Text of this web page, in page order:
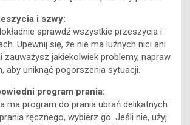
i szwy:
sprawdź wszystkie przeszycia i
Upewnij się, że nie ma luźnych nici ani
zauważysz jakiekolwiek problemy, napraw
aby uniknąć pogorszenia sytuacji.
program prania:
ma program do prania ubrań delikatnych
ręcznego, wybierz go. Jeśli nie, użyj